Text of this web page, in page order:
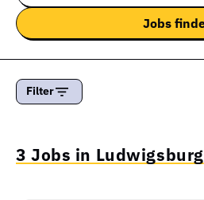
Filter
3 Jobs in Ludwigsburg